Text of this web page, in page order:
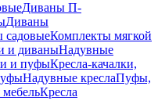
Диваны П-
Диваны
садовыеКомплекты мягкой
и диваныНадувные
и пуфыКресла-качалки,
Надувные креслаПуфы,
Кресла